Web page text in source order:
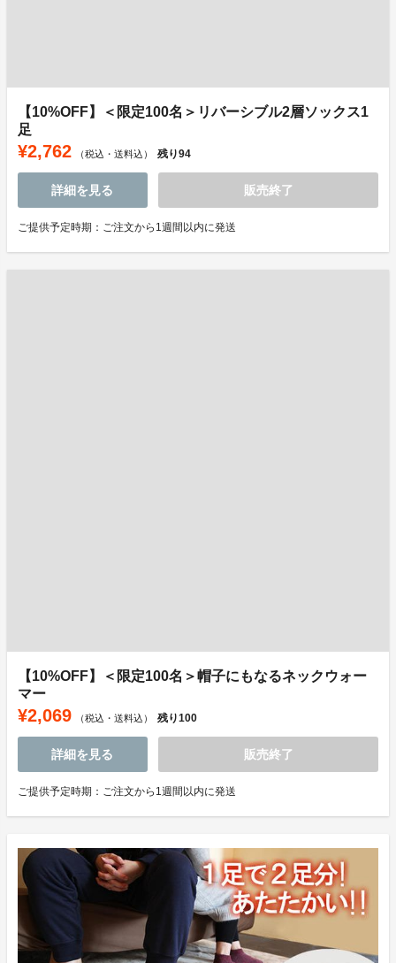
【10%OFF】＜限定100名＞リバーシブル2層ソックス1
足
¥2,762 （税込・送料込） 残り94
詳細を見る 販売終了
ご提供予定時期：ご注文から1週間以内に発送
【10%OFF】＜限定100名＞帽子にもなるネックウォー
マー
¥2,069 （税込・送料込） 残り100
詳細を見る 販売終了
ご提供予定時期：ご注文から1週間以内に発送